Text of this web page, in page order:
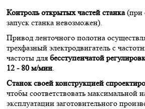
Контроль открытых частей станка(при
запуск станка невозможен).
Привод ленточного полотна
трехфазный электродвигатель с
частоты для бесступенчатой
12 - 80 м/мин.
Станок своей конструкцией
чтобы соответствовать максимальной
эксплуатации заготовительного